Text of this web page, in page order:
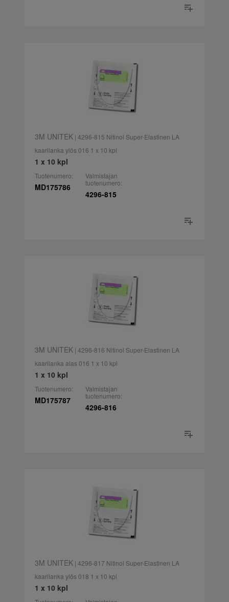
3M UNITEK| 4296-815 Nitinol Super-Elastinen LA
kaarilanka ylös 016 1 x 10 kpl
1 x 10 kpl
Tuotenumero:
MD175786
Valmistajan
tuotenumero:
4296-815
3M UNITEK| 4296-816 Nitinol Super-Elastinen LA
kaarilanka alas 016 1 x 10 kpl
1 x 10 kpl
Tuotenumero:
MD175787
Valmistajan
tuotenumero:
4296-816
3M UNITEK| 4296-817 Nitinol Super-Elastinen LA
kaarilanka ylös 018 1 x 10 kpl
1 x 10 kpl